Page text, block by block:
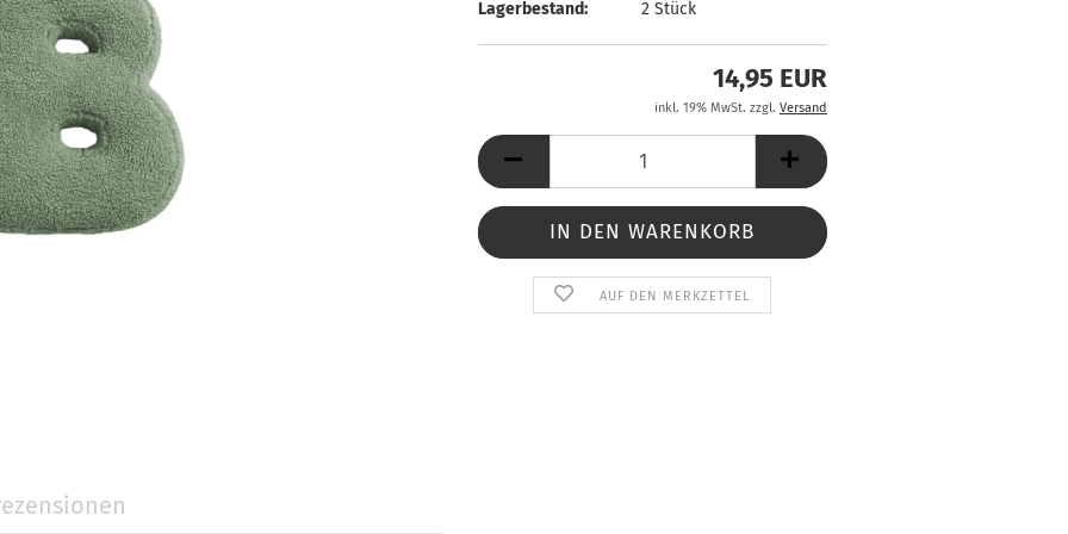
Jumbo
Light
Duftkerzen
Lagerbestand:
2 Stück
14,95 EUR
inkl. 19% MwSt. zzgl. Versand
AUF DEN MERKZETTEL